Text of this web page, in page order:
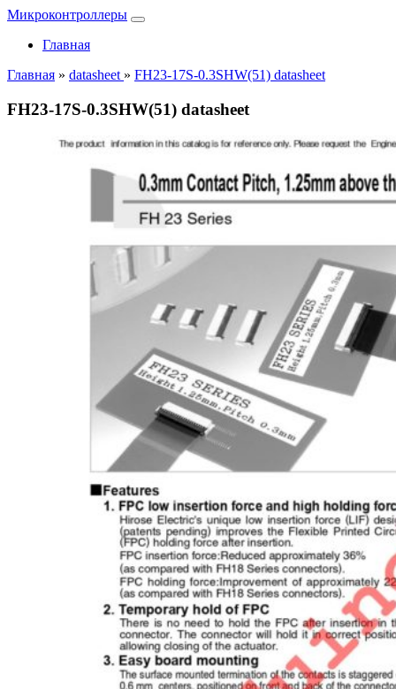
Микроконтроллеры
Главная
Главная » datasheet » FH23-17S-0.3SHW(51) datasheet
FH23-17S-0.3SHW(51) datasheet